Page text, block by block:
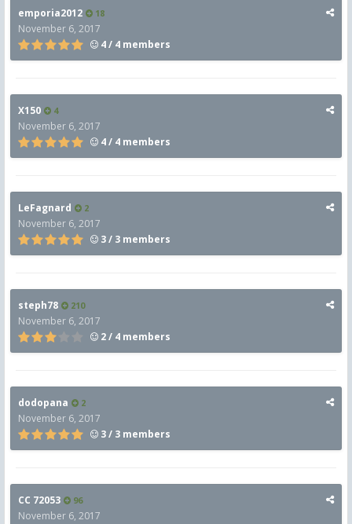
emporia2012 18
November 6, 2017
4 / 4 members
X150 4
November 6, 2017
4 / 4 members
LeFagnard 2
November 6, 2017
3 / 3 members
steph78 210
November 6, 2017
2 / 4 members
dodopana 2
November 6, 2017
3 / 3 members
CC 72053 96
November 6, 2017